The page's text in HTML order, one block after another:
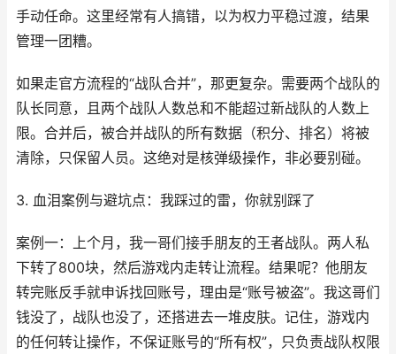
手动任命。这里经常有人搞错，以为权力平稳过渡，结果
管理一团糟。
如果走官方流程的“战队合并”，那更复杂。需要两个战队的
队长同意，且两个战队人数总和不能超过新战队的人数上
限。合并后，被合并战队的所有数据（积分、排名）将被
清除，只保留人员。这绝对是核弹级操作，非必要别碰。
3. 血泪案例与避坑点：我踩过的雷，你就别踩了
案例一：上个月，我一哥们接手朋友的王者战队。两人私
下转了800块，然后游戏内走转让流程。结果呢？他朋友
转完账反手就申诉找回账号，理由是“账号被盗”。我这哥们
钱没了，战队也没了，还搭进去一堆皮肤。记住，游戏内
的任何转让操作，不保证账号的“所有权”，只负责战队权限